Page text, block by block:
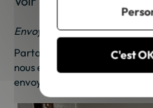
Envoyez-nous vos photos ;
Partagez vos photos et
nous envoyer vos photos.
envoyée sous 48h à 72h
C'est